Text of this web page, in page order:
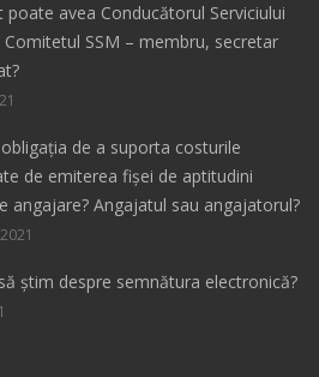
poate avea Conducătorul Serviciului
Comitetul SSM – membru, secretar
de a suporta costurile
de emiterea fișei de aptitudini
angajare? Angajatul sau angajatorul?
știm despre semnătura electronică?